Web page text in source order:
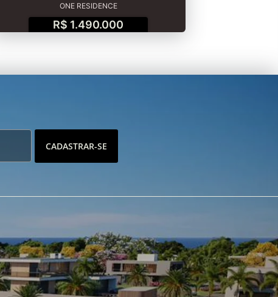
ONE RESIDENCE
R$ 1.490.000
CADASTRAR-SE